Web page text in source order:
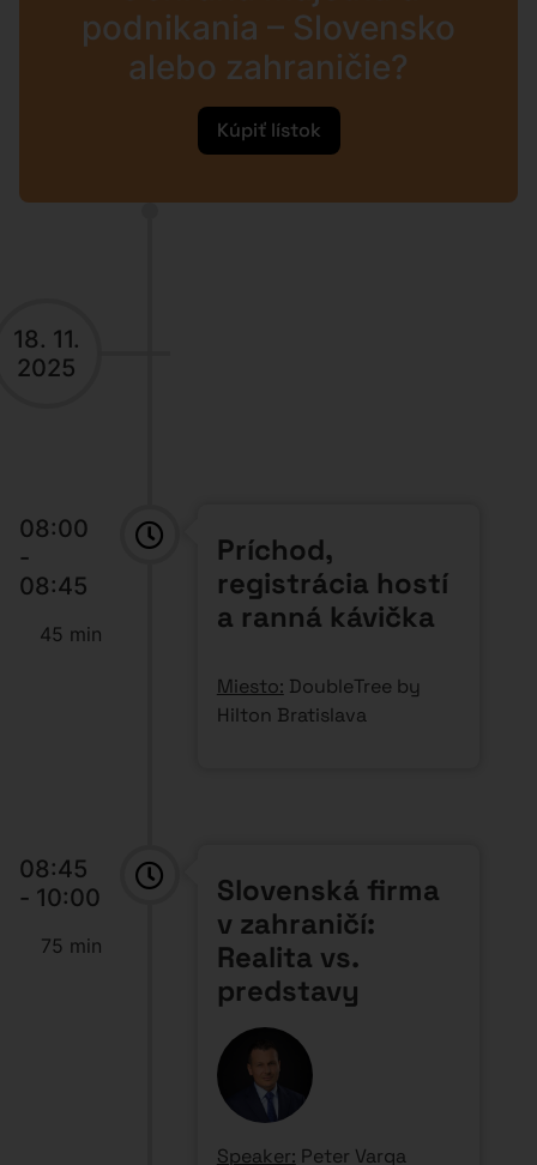
registrácia hostí
a ranná kávička
Miesto:DoubleTree by
- 10:00
Speaker:Peter Varga
Môžete preniesť svoju
firmu do zahraničia a
Pre aké typy firiem to
dáva zmysel– IT,
digitálne a kreatívne
agentúry, výrobné
spoločnosti,...?
Čo vás môže stáť viac,
než čakáte
iné dane a ďalšie
skryté náklady
Na čo si dávať pozor pri